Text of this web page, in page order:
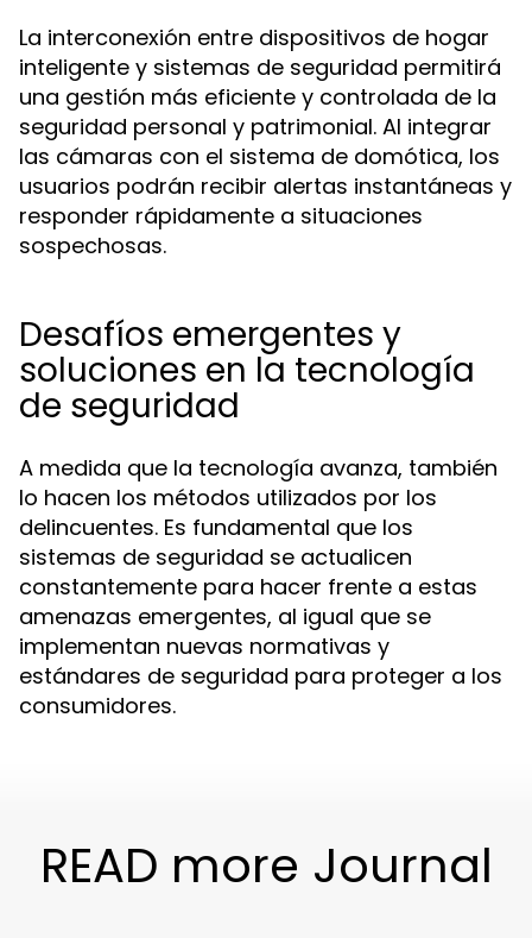
La interconexión entre dispositivos de hogar
inteligente y sistemas de seguridad permitirá
una gestión más eficiente y controlada de la
seguridad personal y patrimonial. Al integrar
las cámaras con el sistema de domótica, los
usuarios podrán recibir alertas instantáneas y
responder rápidamente a situaciones
sospechosas.
Desafíos emergentes y
soluciones en la tecnología
de seguridad
A medida que la tecnología avanza, también
lo hacen los métodos utilizados por los
delincuentes. Es fundamental que los
sistemas de seguridad se actualicen
constantemente para hacer frente a estas
amenazas emergentes, al igual que se
implementan nuevas normativas y
estándares de seguridad para proteger a los
consumidores.
READ more Journal